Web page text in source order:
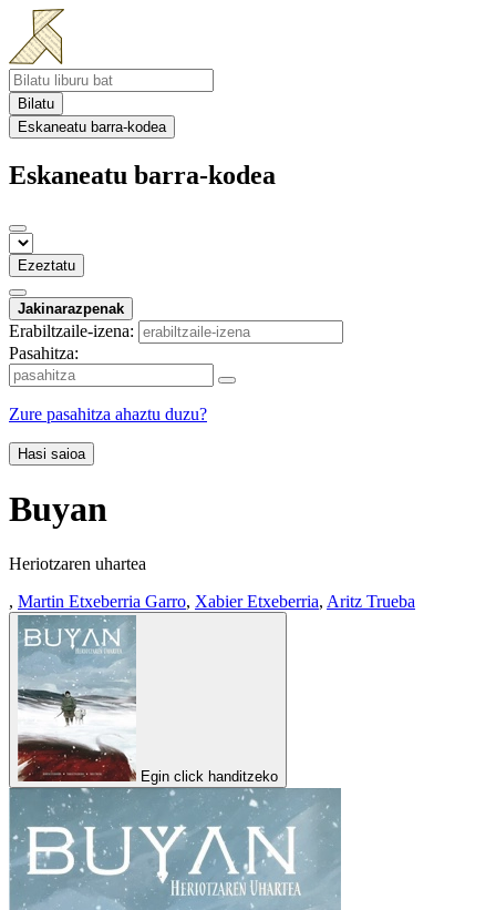
Bilatu
Eskaneatu barra-kodea
Eskaneatu barra-kodea
Ezeztatu
Jakinarazpenak
Erabiltzaile-izena:
Pasahitza:
Zure pasahitza ahaztu duzu?
Hasi saioa
Buyan
Heriotzaren uhartea
, Martin Etxeberria Garro, Xabier Etxeberria, Aritz Trueba
Egin click handitzeko